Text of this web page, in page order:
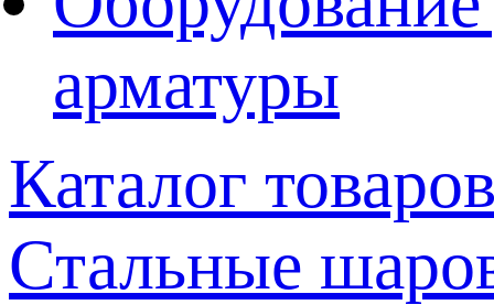
арматуры
Каталог
Стальные